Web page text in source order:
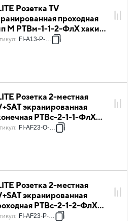
Розетка TV
проходная
M РТВм-1-1-2-ФлХ хаки
: FI-A13-P-K59
Розетка 2-местная
экранированная
РТВс-2-1-1-ФлХ
IEK
: FI-AF23-O-K59
Розетка 2-местная
экранированная
РТВс-2-1-2-ФлХ
IEK
: FI-AF23-P-K59